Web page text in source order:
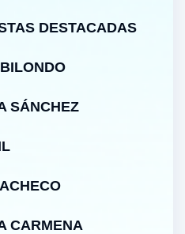
DESTACADAS
SÁNCHEZ
CARMENA